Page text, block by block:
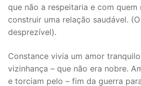
que não a respeitaria e com quem
construir uma relação saudável.
desprezível).
Constance vivia um amor
vizinhança – que não era nobre.
e torciam pelo – fim da guerra